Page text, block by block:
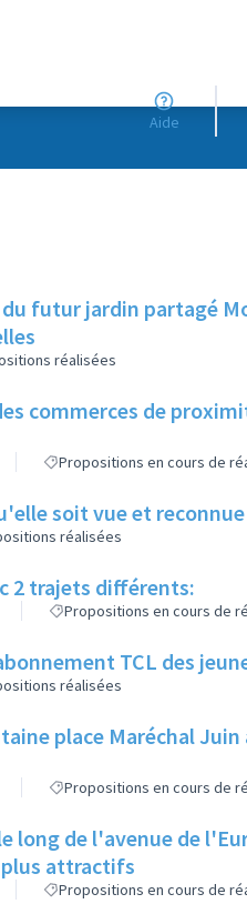
Aide
futur jardin partagé
réalisées
commerces de
Propositions en cours de
soit vue et reconnue
réalisées
2 trajets différents:
Propositions en cours de
TCL des
réalisées
place Maréchal Juin
Propositions en cours de
long de l'avenue de
attractifs
Propositions en cours de